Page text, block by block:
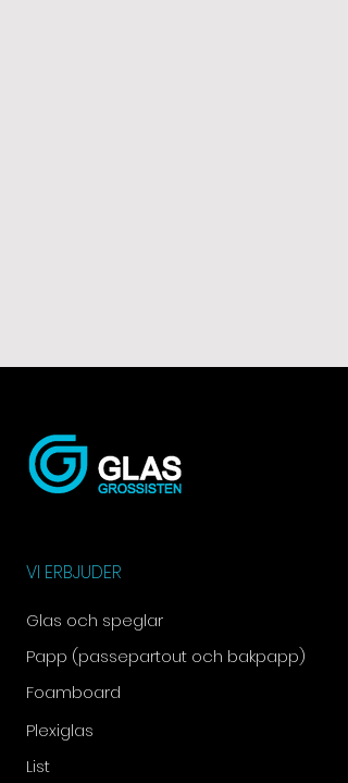
VI ERBJUDER
Glas och speglar
Papp (passepartout och bakpapp)
Foamboard
Plexiglas
List